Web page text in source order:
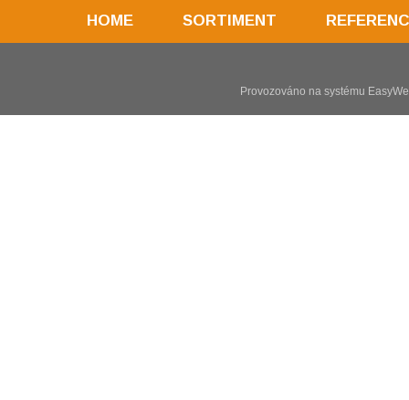
HOME SORTIMENT
Provozováno na systému